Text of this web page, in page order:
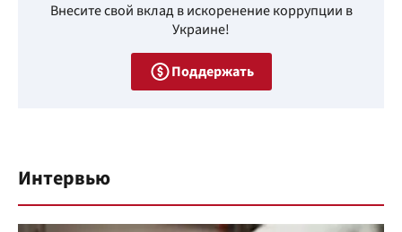
Внесите свой вклад в искоренение коррупции в
Украине!
Поддержать
Интервью